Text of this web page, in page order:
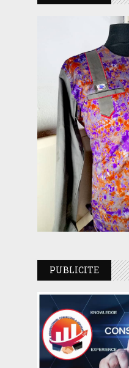
PUBLICITE